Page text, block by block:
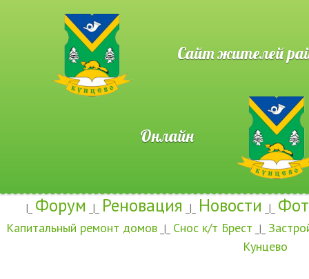
Сайт жителей
Онлайн
|_ Форум _|_ Реновация _|_ Новости _|_
Капитальный ремонт домов _|_ Снос к/т Брест _|_
Кунцево